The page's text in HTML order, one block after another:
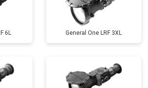
6L General One LRF 3XL